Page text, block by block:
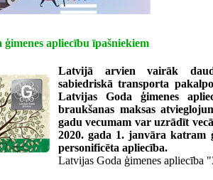
apliecību īpašniekiem
Latvijā arvien vairāk
sabiedriskā transporta
Latvijas Goda ģimenes
braukšanas maksas
gadu vecumam var uzrādīt
2020. gada 1. janvāra katram
personificēta apliecība.
Latvijas Goda ģimenes apliecība